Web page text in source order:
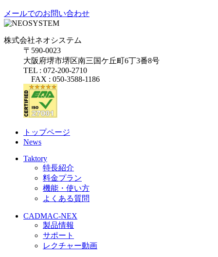
メールでのお問い合わせ
株式会社ネオシステム
〒590-0023
大阪府堺市堺区南三国ケ丘町6丁3番8号
TEL : 072-200-2710
FAX : 050-3588-1186
トップページ
News
Taktory
特長紹介
料金プラン
機能・使い方
よくある質問
CADMAC-NEX
製品情報
サポート
レクチャー動画